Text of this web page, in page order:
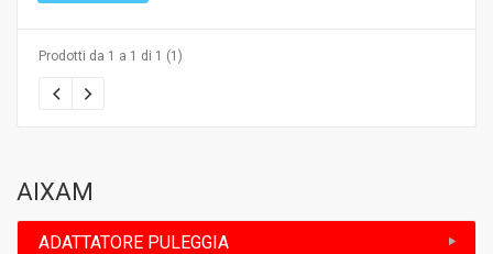
Prodotti da 1 a 1 di 1 (1)
AIXAM
ADATTATORE PULEGGIA